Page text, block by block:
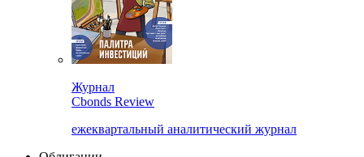
Журнал
Cbonds Review
ежеквартальный аналитический журнал